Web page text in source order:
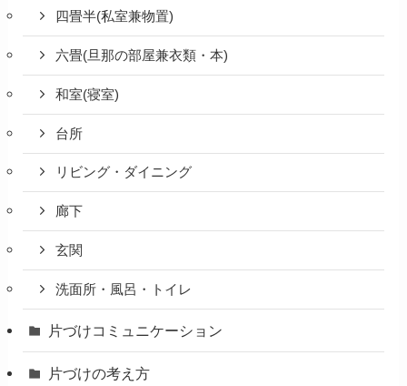
四畳半(私室兼物置)
六畳(旦那の部屋兼衣類・本)
和室(寝室)
台所
リビング・ダイニング
廊下
玄関
洗面所・風呂・トイレ
片づけコミュニケーション
片づけの考え方